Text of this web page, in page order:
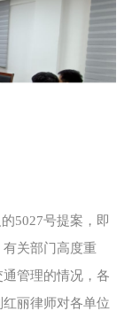
5027号提案，即
关部门高度重
管理的情况，各
丽律师对各单位